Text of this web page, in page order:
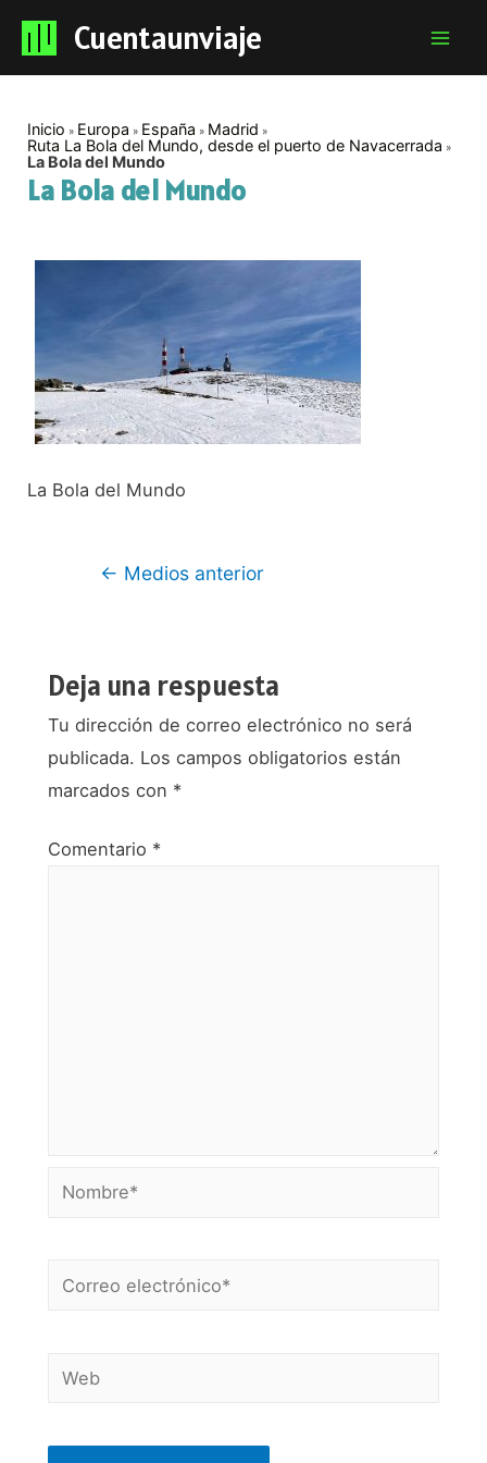
Cuentaunviaje
Inicio Europa España
Madrid
Ruta La Bola del Mundo, desde el puerto de Navacerrada
La Bola del Mundo
La Bola del Mundo
La Bola del Mundo
Navegación
← Medios anterior
Deja una respuesta
Tu dirección de correo electrónico no será
publicada. Los campos obligatorios están
marcados con *
Comentario *
Nombre*
Correo
Web